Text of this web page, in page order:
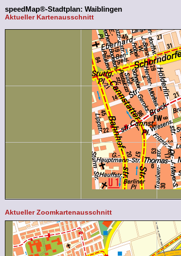
speedMap®-Stadtplan: Waiblingen
Aktueller Kartenausschnitt
Aktueller Zoomkartenausschnitt